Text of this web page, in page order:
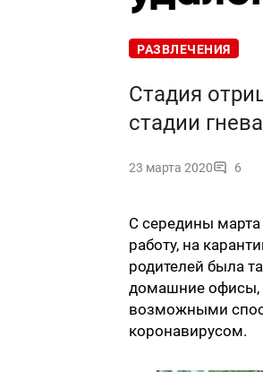
РАЗВЛЕЧЕНИЯ
Стадия
стадии
23 марта 2020 6
С середины
работу, на
родителей была
домашние офисы,
возможными
коронавирусом.